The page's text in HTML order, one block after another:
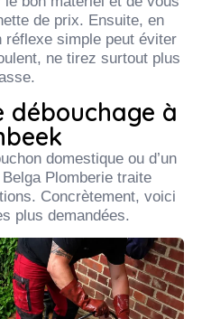
de prix. Ensuite, en
réflexe simple peut éviter
ne tirez surtout plus
débouchage à
domestique ou d’un
Plomberie traite
Concrètement, voici
plus demandées.